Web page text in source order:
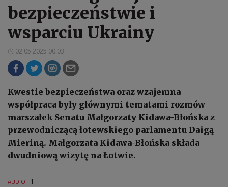
bezpieczeństwie i
wsparciu Ukrainy
02.05.2025 00:03
Kwestie bezpieczeństwa oraz wzajemna
współpraca były głównymi tematami rozmów
marszałek Senatu Małgorzaty Kidawa-Błońska z
przewodniczącą łotewskiego parlamentu Daigą
Mieriną. Małgorzata Kidawa-Błońska składa
dwudniową wizytę na Łotwie.
AUDIO 1